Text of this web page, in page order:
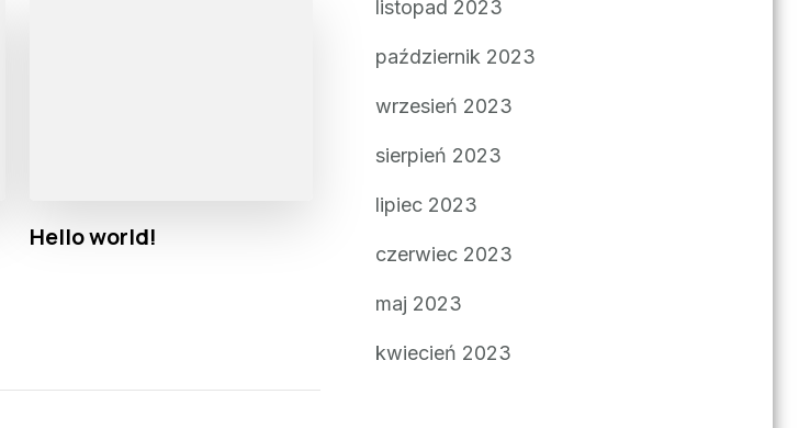
Hello world!
listopad 2023
październik 2023
wrzesień 2023
sierpień 2023
lipiec 2023
czerwiec 2023
maj 2023
kwiecień 2023